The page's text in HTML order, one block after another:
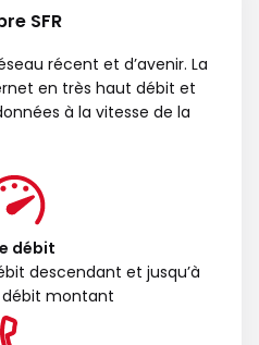
SFR
récent et d’avenir. La
en très haut débit et
à la vitesse de la
débit
descendant et jusqu’à
montant